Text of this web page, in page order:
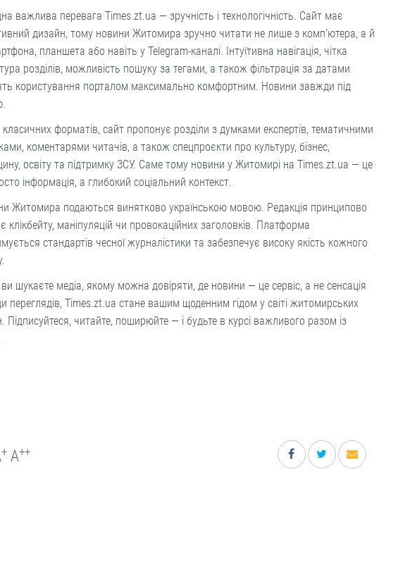
важлива перевага Times.zt.ua — зручність і технологічність. Сайт має
дизайн, тому новини Житомира зручно читати не лише з комп’ютера, а й
планшета або навіть у Telegram-каналі. Інтуїтивна навігація, чітка
розділів, можливість пошуку за тегами, а також фільтрація за датами
користування порталом максимально комфортним. Новини завжди під
класичних форматів, сайт пропонує розділи з думками експертів, тематичними
коментарями читачів, а також спецпроєкти про культуру, бізнес,
освіту та підтримку ЗСУ. Саме тому новини у Житомирі на Times.zt.ua — це
інформація, а глибокий соціальний контекст.
Житомира подаються винятково українською мовою. Редакція принципово
клікбейту, маніпуляцій чи провокаційних заголовків. Платформа
стандартів чесної журналістики та забезпечує високу якість кожного
шукаєте медіа, якому можна довіряти, де новини — це сервіс, а не сенсація
переглядів, Times.zt.ua стане вашим щоденним гідом у світі житомирських
Підписуйтеся, читайте, поширюйте — і будьте в курсі важливого разом із
+ A++